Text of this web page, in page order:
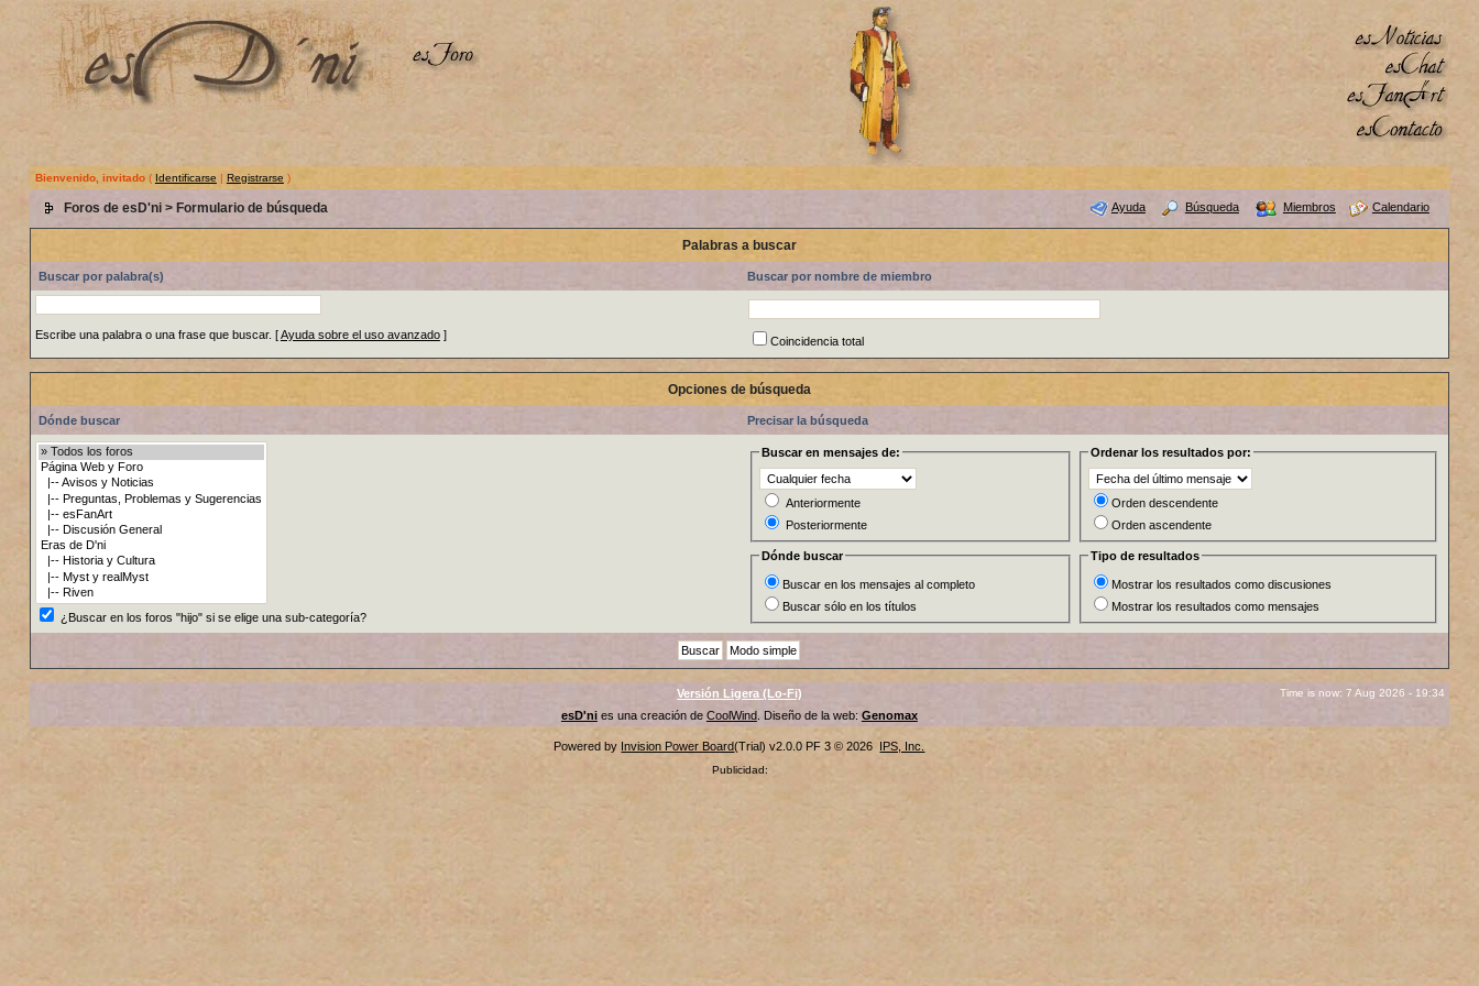
Bienvenido, invitado( Identificarse | Registrarse )
Foros de esD'ni> Formulario de búsqueda Ayuda Búsqueda Miembros Calendario
Palabras a buscar
Buscar por palabra(s) Buscar por nombre de miembro
Escribe una palabra o una frase que buscar. [Ayuda sobre el uso avanzado] Coincidencia total
Opciones de búsqueda
Dónde buscar Precisar la búsqueda
¿Buscar en los foros "hijo" si se elige una sub-categoría?
Buscar en mensajes de:
Anteriormente
Posteriormente
Ordenar los resultados por:
Orden descendente
Orden ascendente
Dónde buscar
Buscar en los mensajes al completo
Buscar sólo en los títulos
Tipo de resultados
Mostrar los resultados como discusiones
Mostrar los resultados como mensajes
Versión Ligera (Lo-Fi) Time is now: 7 Aug 2026 - 19:34
esD'nies una creación de CoolWind. Diseño de la web: Genomax
Powered by Invision Power Board(Trial) v2.0.0 PF 3 © 2026 IPS, Inc.
Publicidad: